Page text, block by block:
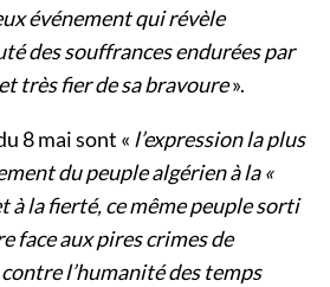
événement qui révèle
des souffrances endurées par
très fier de sa bravoure».
8 mai sont « l’expression la plus
du peuple algérien à la «
à la fierté, ce même peuple sorti
face aux pires crimes de
l’humanité des temps